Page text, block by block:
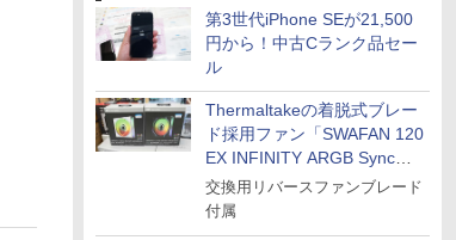
第3世代iPhone SEが21,500
円から！中古Cランク品セー
ル
Thermaltakeの着脱式ブレー
ド採用ファン「SWAFAN 120
EX INFINITY ARGB Sync」
に単品パッケージ
交換用リバースファンブレード
付属